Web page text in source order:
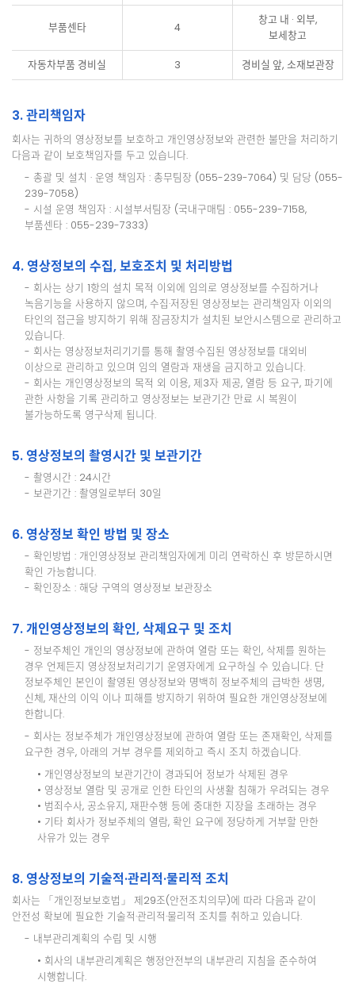
부품센타 4
창고 내 · 외부,
보세창고
자동차부품 경비실 3 경비실 앞, 소재보관장
3. 관리책임자
회사는 귀하의 영상정보를 보호하고 개인영상정보와 관련한 불만을 처리하기
다음과 같이 보호책임자를 두고 있습니다.
- 총괄 및 설치 · 운영 책임자 : 총무팀장 (055-239-7064) 및 담당 (055-
239-7058)
- 시설 운영 책임자 : 시설부서팀장 (국내구매팀 : 055-239-7158,
부품센타 : 055-239-7333)
4. 영상정보의 수집, 보호조치 및 처리방법
- 회사는 상기 1항의 설치 목적 이외에 임의로 영상정보를 수집하거나
녹음기능을 사용하지 않으며, 수집·저장된 영상정보는 관리책임자 이외의
타인의 접근을 방지하기 위해 잠금장치가 설치된 보안시스템으로 관리하고
있습니다.
- 회사는 영상정보처리기기를 통해 촬영·수집된 영상정보를 대외비
이상으로 관리하고 있으며 임의 열람과 재생을 금지하고 있습니다.
- 회사는 개인영상정보의 목적 외 이용, 제3자 제공, 열람 등 요구, 파기에
관한 사항을 기록 관리하고 영상정보는 보관기간 만료 시 복원이
불가능하도록 영구삭제 됩니다.
5. 영상정보의 촬영시간 및 보관기간
- 촬영시간 : 24시간
- 보관기간 : 촬영일로부터 30일
6. 영상정보 확인 방법 및 장소
- 확인방법 : 개인영상정보 관리책임자에게 미리 연락하신 후 방문하시면
확인 가능합니다.
- 확인장소 : 해당 구역의 영상정보 보관장소
7. 개인영상정보의 확인, 삭제요구 및 조치
- 정보주체인 개인의 영상정보에 관하여 열람 또는 확인, 삭제를 원하는
경우 언제든지 영상정보처리기기 운영자에게 요구하실 수 있습니다. 단
정보주체인 본인이 촬영된 영상정보와 명백히 정보주체의 급박한 생명,
신체, 재산의 이익 이나 피해를 방지하기 위하여 필요한 개인영상정보에
한합니다.
- 회사는 정보주체가 개인영상정보에 관하여 열람 또는 존재확인, 삭제를
요구한 경우, 아래의 거부 경우를 제외하고 즉시 조치 하겠습니다.
• 개인영상정보의 보관기간이 경과되어 정보가 삭제된 경우
• 영상정보 열람 및 공개로 인한 타인의 사생활 침해가 우려되는 경우
• 범죄수사, 공소유지, 재판수행 등에 중대한 지장을 초래하는 경우
• 기타 회사가 정보주체의 열람, 확인 요구에 정당하게 거부할 만한
사유가 있는 경우
8. 영상정보의 기술적·관리적·물리적 조치
회사는 「개인정보보호법」 제29조(안전조치의무)에 따라 다음과 같이
안전성 확보에 필요한 기술적·관리적·물리적 조치를 취하고 있습니다.
- 내부관리계획의 수립 및 시행
• 회사의 내부관리계획은 행정안전부의 내부관리 지침을 준수하여
시행합니다.